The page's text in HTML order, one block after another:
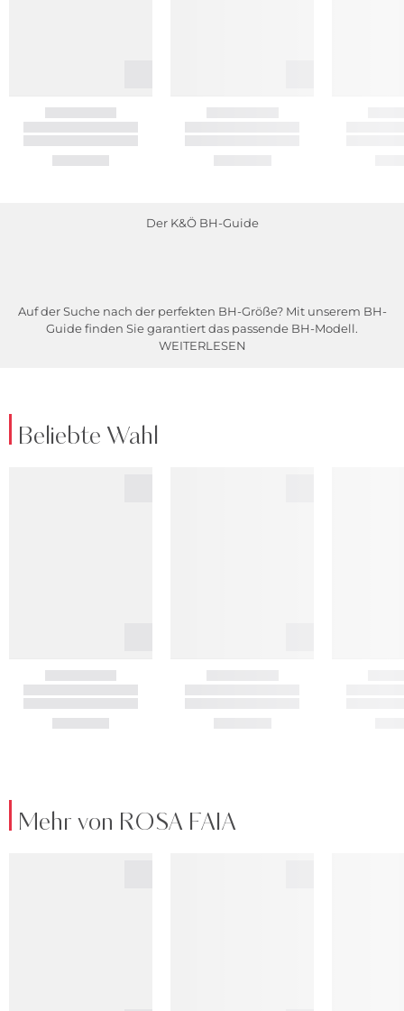
Der K&Ö BH-Guide
Auf der Suche nach der perfekten BH-Größe? Mit unserem BH-
Guide finden Sie garantiert das passende BH-Modell.
WEITERLESEN
Beliebte Wahl
Mehr von ROSA FAIA